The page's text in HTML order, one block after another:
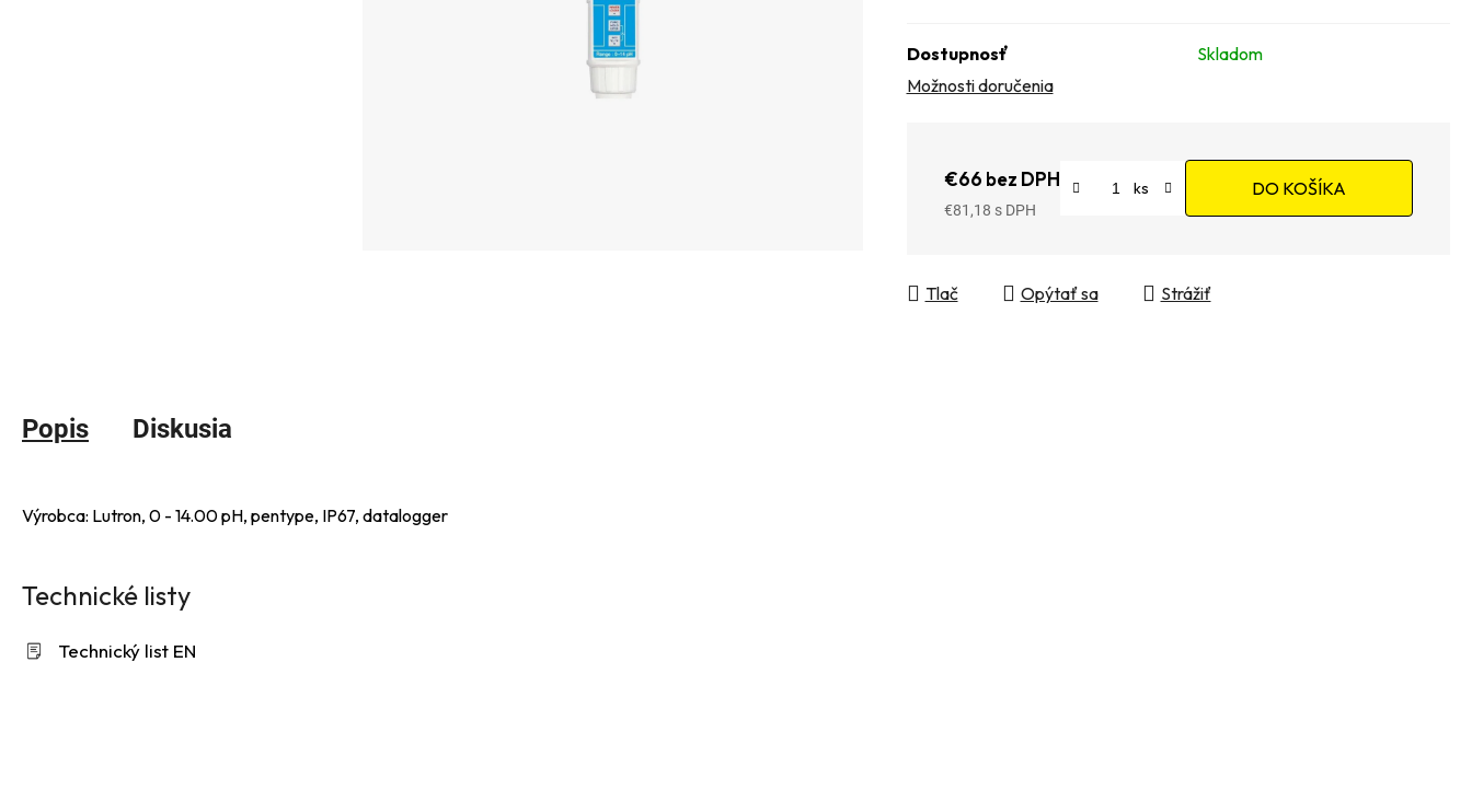
Dostupnosť
Skladom
Možnosti doručenia
€66 bez DPH
€81,18
DO KOŠÍKA
Tlač Opýtať sa Strážiť
Popis Diskusia
Výrobca: Lutron, 0 - 14.00 pH, pentype, IP67, datalogger
Technické listy
Technický list EN